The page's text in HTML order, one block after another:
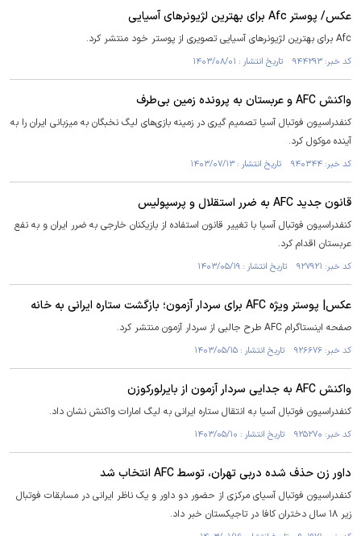
عکس/ پوستر Afc برای بهترین لژیونر‌های آسیایی
Afc برای بهترین لژیونر‌های آسیایی تصویری از پوستر خود منتشر کرد.
کد خبر: ۹۴۴۲۹۳ تاریخ انتشار : ۱۴۰۳/۰۸/۰۱
واکنش AFC و عربستان به پرونده زمین بی‌طرف
کنفدراسیون فوتبال آسیا تصمیم گیری در زمینه بازی‌های لیگ نخبگان به میزبانی ایران را به
آینده موکول کرد.
کد خبر: ۹۴۰۳۴۴ تاریخ انتشار : ۱۴۰۳/۰۷/۱۳
قانون جدید AFC به ضرر استقلال و پرسپولیس
کنفدراسیون فوتبال آسیا با تغییر قانون استفاده از بازیکنان خارجی به ضرر ایران و به نفع
عربستان اقدام کرد.
کد خبر: ۹۲۷۹۲۱ تاریخ انتشار : ۱۴۰۳/۰۵/۱۹
عکس| پوستر ویژه AFC برای سردار آزمون؛ بازگشت ستاره ایرانی به خانه
صفحه اینستاگرام AFC طرح جالبی از سردار آزمون منتشر کرد.
کد خبر: ۹۲۶۶۷۶ تاریخ انتشار : ۱۴۰۳/۰۵/۱۵
واکنش AFC به جدایی سردار آزمون از بایرلورکوزن
کنفدراسیون فوتبال آسیا به انتقال ستاره ایرانی به لیگ امارات واکنش نشان داد.
کد خبر: ۹۲۵۲۷۰ تاریخ انتشار : ۱۴۰۳/۰۵/۱۰
داور زن حذف شده دربی تهران، توسط AFC انتخاب شد
کنفدراسیون فوتبال آسیای مرکزی از حضور دو داور و یک ناظر ایرانی در مسابقات فوتبال
زیر ۱۸ سال دختران کافا در تاجیکستان خبر داد.